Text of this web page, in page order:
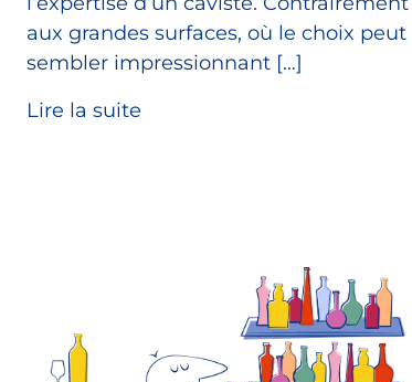
aux grandes surfaces, où le choix peut
sembler impressionnant […]
Lire la suite